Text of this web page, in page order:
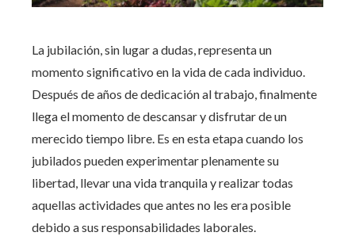
La jubilación, sin lugar a dudas, representa un
momento significativo en la vida de cada individuo.
Después de años de dedicación al trabajo, finalmente
llega el momento de descansar y disfrutar de un
merecido tiempo libre. Es en esta etapa cuando los
jubilados pueden experimentar plenamente su
libertad, llevar una vida tranquila y realizar todas
aquellas actividades que antes no les era posible
debido a sus responsabilidades laborales.